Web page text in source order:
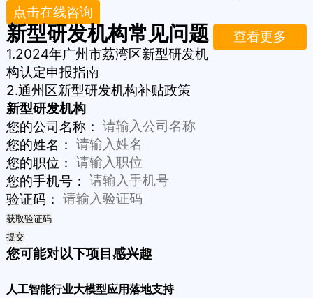
点击在线咨询
新型研发机构常见问题
查看更多
1.2024年广州市荔湾区新型研发机
构认定申报指南
2.通州区新型研发机构补贴政策
新型研发机构
您的公司名称：
您的姓名：
您的职位：
您的手机号：
验证码：
获取验证码
提交
您可能对以下项目感兴趣
人工智能行业大模型应用落地支持